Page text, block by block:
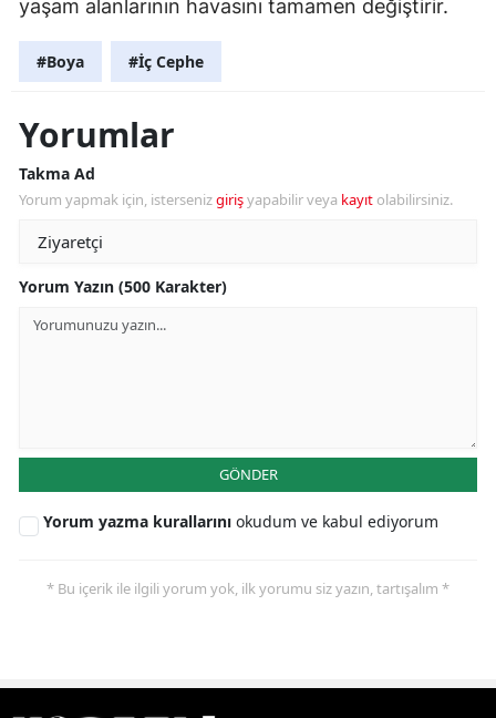
yaşam alanlarının havasını tamamen değiştirir.
#Boya #İç Cephe
Yorumlar
Takma Ad
Yorum yapmak için, istersenizgirişyapabilir veya kayıt olabilirsiniz.
Yorum Yazın (500 Karakter)
GÖNDER
Yorum yazma kurallarını okudum ve kabul ediyorum
* Bu içerik ile ilgili yorum yok, ilk yorumu siz yazın, tartışalım *